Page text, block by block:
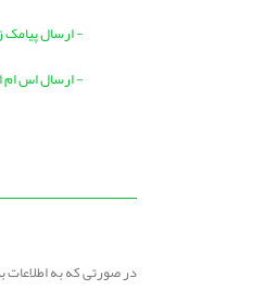
- ارسال پیامک
- ارسال اس
در صورتی که به اطلاعات